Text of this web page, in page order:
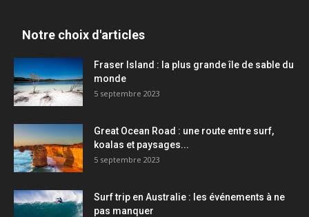
Notre choix d'articles
Fraser Island : la plus grande île de sable du
monde
5 septembre 2023
Great Ocean Road : une route entre surf,
koalas et paysages...
5 septembre 2023
Surf trip en Australie : les événements à ne
pas manquer